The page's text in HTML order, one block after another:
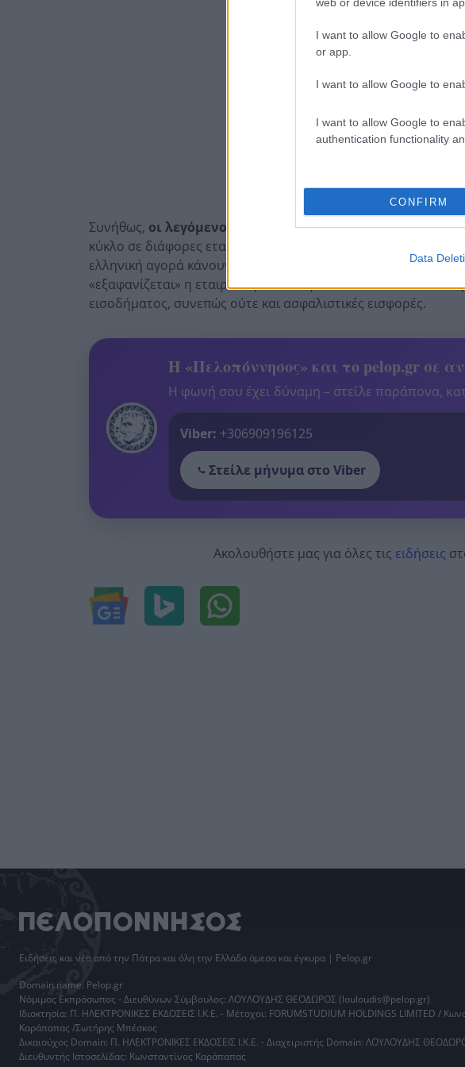
I want to allow Google to
or app.
I want to allow Google to
I want to allow Google to
authentication functionality
CONFIRM
Data
Συνήθως, οι λεγόμενοι «εξαφανισμένοι έμποροι»
κύκλο σε διάφορες εταιρείες εντός της ΕΕ. Με τη μέθοδο
ελληνική αγορά κάνουν έναν κύκλο μεταξύ διαφόρων
«εξαφανίζεται» η εταιρεία η οποία όφειλε να αποδώσει
εισοδήματος, συνεπώς ούτε και ασφαλιστικές εισφορές.
Η «Πελοπόννησος» και το pelop.gr σε
Η φωνή σου έχει δύναμη – στείλε παράπονα,
Viber: +306909196125
Στείλε μήνυμα στο Viber
Ακολουθήστε μας για όλες τις ειδήσεις
Ειδήσεις και νέα από την Πάτρα και όλη την Ελλάδα άμεσα και έγκυρα | Pelop.gr
Domain name: Pelop.gr
Νόμιμος Εκπρόσωπος - Διευθύνων Σύμβουλος: ΛΟΥΛΟΥΔΗΣ ΘΕΟΔΩΡΟΣ (louloudis@pelop.gr)
Ιδιοκτησία: Π. ΗΛΕΚΤΡΟΝΙΚΕΣ ΕΚΔΟΣΕΙΣ Ι.Κ.Ε. - Μέτοχοι: FORUMSTUDIUM HOLDINGS LIMITED /
Καράπαπας /Σωτήρης Μπέσκος
Δικαιούχος Domain: Π. ΗΛΕΚΤΡΟΝΙΚΕΣ ΕΚΔΟΣΕΙΣ Ι.Κ.Ε. - Διαχειριστής Domain: ΛΟΥΛΟΥΔΗΣ
Διευθυντής Ιστοσελίδας: Κωνσταντίνος Καράπαπας